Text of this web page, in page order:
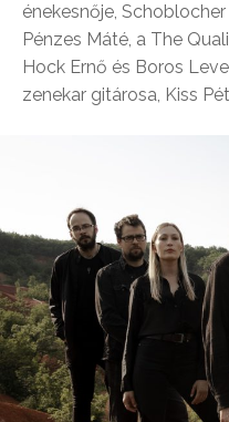
énekesnője, Schoblocher
Pénzes Máté, a The
Hock Ernő és Boros
zenekar gitárosa, Kiss